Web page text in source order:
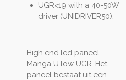
UGR<19 with a 40-50W
driver (UNIDRIVER50).
High end led paneel
Manga U low UGR. Het
paneel bestaat uit een